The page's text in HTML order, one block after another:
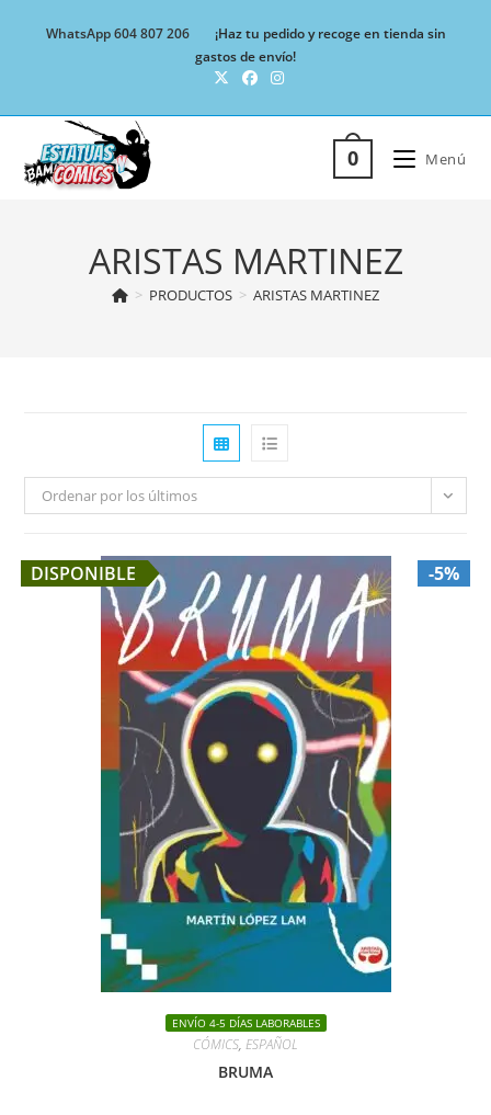
WhatsApp 604 807 206
¡Haz tu pedido y recoge en tienda sin
gastos de envío!
0 Menú
ARISTAS MARTINEZ
> PRODUCTOS > ARISTAS MARTINEZ
Ordenar por los últimos
DISPONIBLE -5%
ENVÍO 4-5 DÍAS LABORABLES
CÓMICS, ESPAÑOL
BRUMA